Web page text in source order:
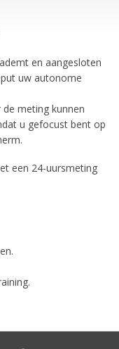
en aangesloten
uw autonome
meting kunnen
u gefocust bent op
een 24-uursmeting